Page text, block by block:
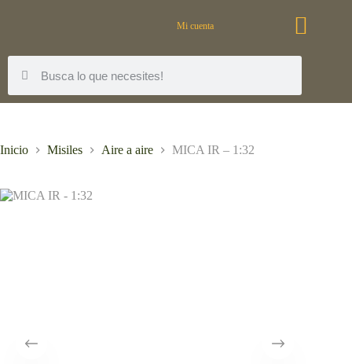
Mi cuenta
Inicio Misiles Aire a aire MICA IR – 1:32